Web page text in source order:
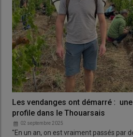
Les vendanges ont démarré :
profile dans le Thouarsais
02 septembre 2025
"En un an, on est vraiment passés par